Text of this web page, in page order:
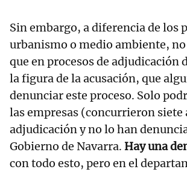
Sin embargo, a diferencia de los
urbanismo o medio ambiente,
que en procesos de adjudicación
la figura de la acusación, que
denunciar este proceso. Solo
las empresas (concurrieron siete
adjudicación y no lo han
Gobierno de Navarra. Hay una
con todo esto, pero en el